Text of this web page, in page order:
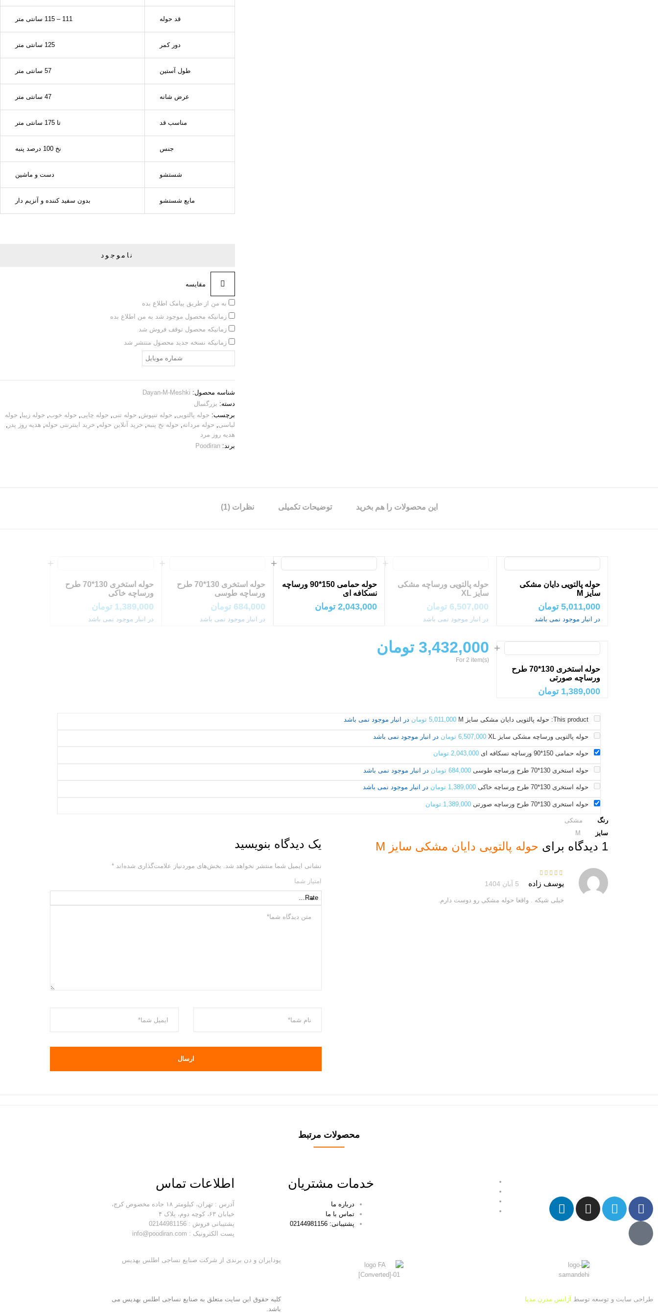
قد حوله
دور کمر
طول آستین
عرض شانه
مناسب قد تا 175 سانتی متر
جنس نخ 100 درصد پنبه
شستشو دست و ماشین
مایع شستشو بدون سفید کننده و آنزیم دار
ناموجود
مقایسه
به من از طریق پیامک اطلاع بده
زمانیکه محصول موجود شد به من اطلاع بده
زمانیکه محصول توقف فروش شد
زمانیکه نسخه جدید محصول منتشر شد
شناسه محصول: Dayan-M-Meshki
دسته: بزرگسال
برچسب: حوله پالتویی, حوله تنپوش, حوله تنی, حوله چاپی, حوله خوب, حوله زیبا, حوله
لباسی, حوله مردانه, حوله نخ پنبه, خرید آنلاین حوله, خرید اینترنتی حوله, هدیه روز پدر ,
هدیه روز مرد
برند: Poodiran
این محصولات را هم بخرید توضیحات تکمیلی نظرات (1)
حوله پالتویی دایان مشکی
سایز M
5,011,000 تومان
در انبار موجود نمی باشد
حوله پالتویی ورساچه مشکی
سایز XL
6,507,000 تومان
در انبار موجود نمی باشد
حوله حمامی 150*90 ورساچه
نسکافه ای
2,043,000 تومان
حوله استخری 130*70 طرح
ورساچه طوسی
684,000 تومان
در انبار موجود نمی باشد
حوله استخری 130*70 طرح
ورساچه خاکی
1,389,000 تومان
در انبار موجود نمی باشد
حوله استخری 130*70 طرح
ورساچه صورتی
1,389,000 تومان
3,432,000 تومان
For 2 item(s)
This product: حوله پالتویی دایان مشکی سایز M 5,011,000 تومان در انبار موجود نمی باشد
حوله پالتویی ورساچه مشکی سایز XL 6,507,000 تومان در انبار موجود نمی باشد
حوله حمامی 150*90 ورساچه نسکافه ای 2,043,000 تومان
حوله استخری 130*70 طرح ورساچه طوسی 684,000 تومان در انبار موجود نمی باشد
حوله استخری 130*70 طرح ورساچه خاکی 1,389,000 تومان در انبار موجود نمی باشد
حوله استخری 130*70 طرح ورساچه صورتی 1,389,000 تومان
رنگ
مشکی
سایز
M
1 دیدگاه برای حوله پالتویی دایان مشکی سایز M
5
یوسف زاده 5 آبان 1404
خیلی شیکه . واقعا حوله مشکی رو دوست دارم.
یک دیدگاه بنویسید
نشانی ایمیل شما منتشر نخواهد شد. بخش‌های موردنیاز علامت‌گذاری شده‌اند *
امتیاز شما
محصولات مرتبط
خدمات مشتریان
درباره ما
تماس با ما
پشتیبانی: 02144981156
اطلاعات تماس
آدرس : تهران، کیلومتر ۱۸ جاده مخصوص کرج،
خیابان ۶۳، کوچه دوم، پلاک ۴
پشتیبانی فروش : 02144981156
پست الکترونیک : info@poodiran.com
پودایران و دن برندی از شرکت صنایع نساجی اطلس بهدیس
طراحی سایت و توسعه توسط آژانس مدرن مدیا کلیه حقوق این سایت متعلق به صنایع نساجی اطلس بهدیس می
باشد.